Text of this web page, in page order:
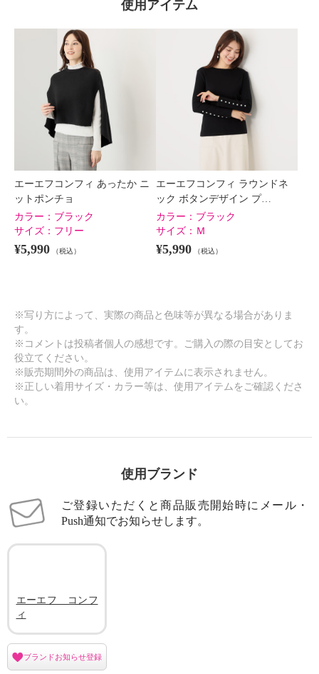
使用アイテム
エーエフコンフィ あったか ニ
ットポンチョ
カラー： ブラック
サイズ： フリー
¥5,990 （税込）
エーエフコンフィ ラウンドネ
ック ボタンデザイン プ…
カラー： ブラック
サイズ： Ｍ
¥5,990 （税込）
※写り方によって、実際の商品と色味等が異なる場合がありま
す。
※コメントは投稿者個人の感想です。ご購入の際の目安としてお
役立てください。
※販売期間外の商品は、使用アイテムに表示されません。
※正しい着用サイズ・カラー等は、使用アイテムをご確認くださ
い。
使用ブランド
ご登録いただくと商品販売開始時にメール・
Push通知でお知らせします。
エーエフ コンフ
ィ
ブランドお知らせ登録